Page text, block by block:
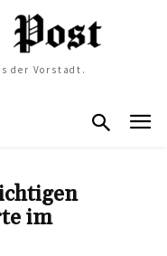
der Vorstadt.
im